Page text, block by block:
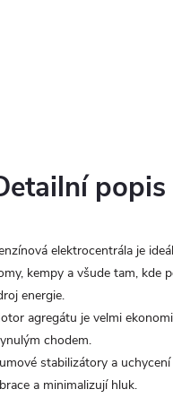
elektrocentrála je
kempy a všude tam, kde
energie.
agregátu je velmi
chodem.
stabilizátory a
a minimalizují hluk.